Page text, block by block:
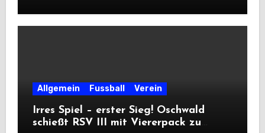
Allgemein Fussball Verein
Irres Spiel – erster Sieg! Oschwald
schießt RSV III mit Viererpack zu